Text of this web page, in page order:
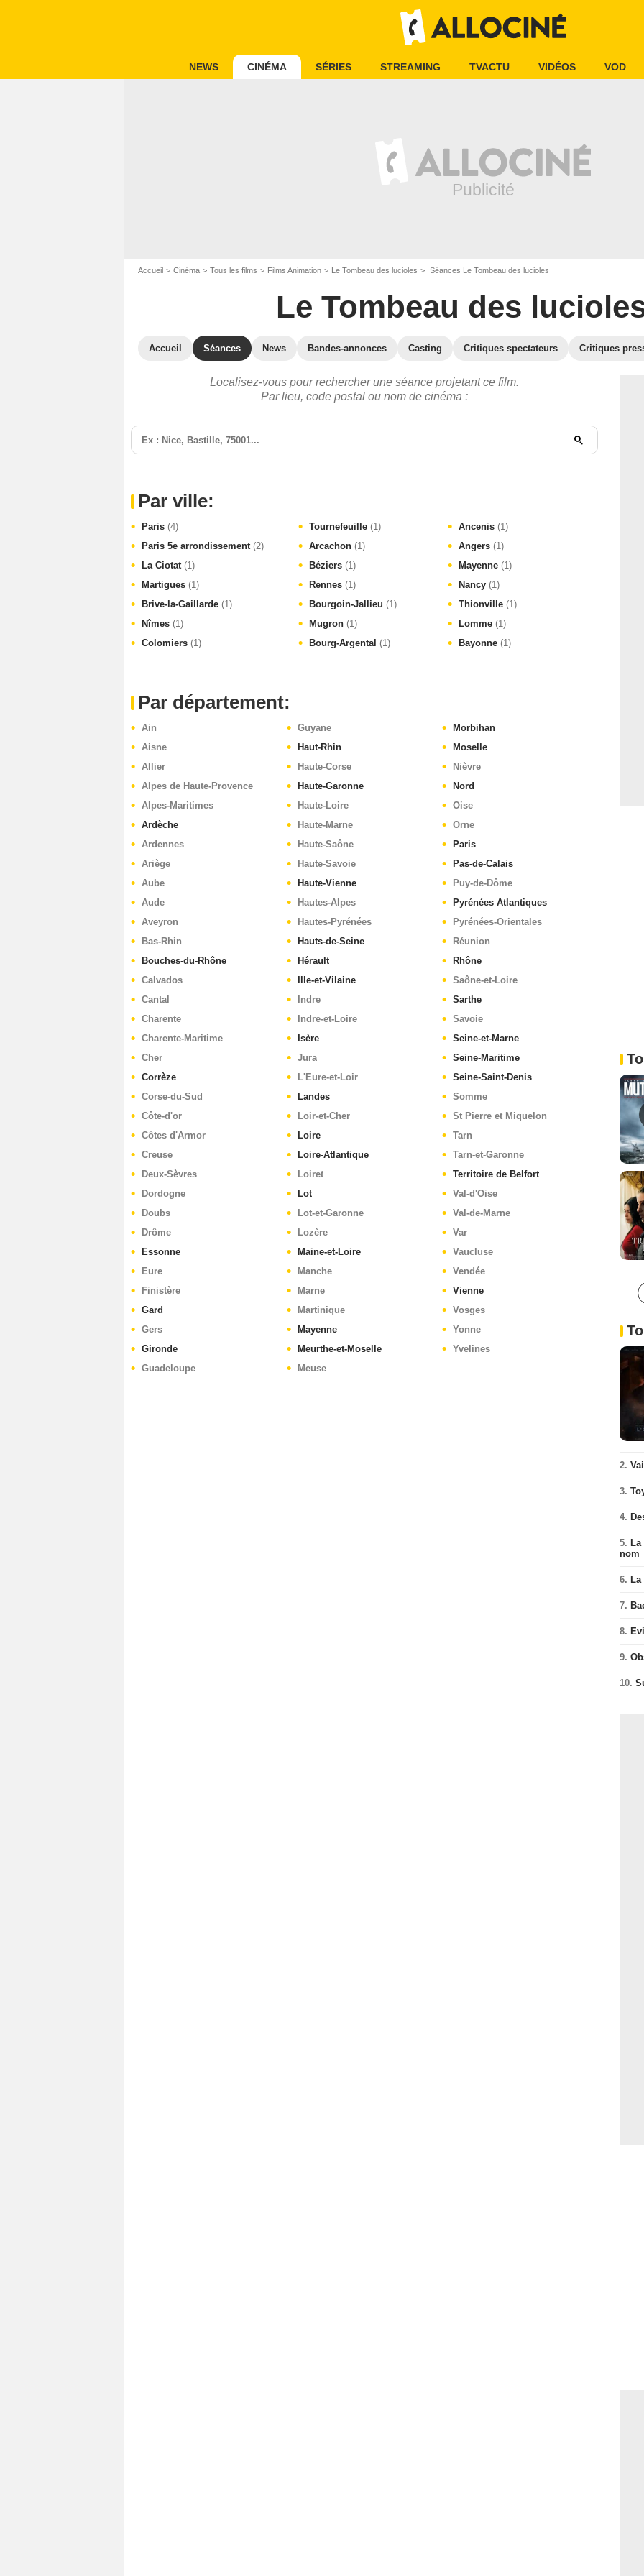
NEWS CINÉMA SÉRIES STREAMING TVACTU VIDÉOS VOD
Accueil Cinéma Tous les films Films Animation Le Tombeau des lucioles Séances Le Tombeau des lucioles
Le Tombeau des
Accueil Séances News Bandes-annonces Casting Critiques spectateurs Critiques
Localisez-vous pour rechercher une séance projetant ce film.
Par lieu, code postal ou nom de cinéma :
Par ville:
Paris (4)
Paris 5e arrondissement (2)
La Ciotat (1)
Martigues (1)
Brive-la-Gaillarde (1)
Nîmes (1)
Colomiers (1)
Tournefeuille (1)
Arcachon (1)
Béziers (1)
Rennes (1)
Bourgoin-Jallieu (1)
Mugron (1)
Bourg-Argental (1)
Ancenis(1)
Angers(1)
Mayenne(1)
Nancy(1)
Thionville(1)
Lomme(1)
Bayonne(1)
Par département:
Ain
Aisne
Allier
Alpes de Haute-Provence
Alpes-Maritimes
Ardèche
Ardennes
Ariège
Aube
Aude
Aveyron
Bas-Rhin
Bouches-du-Rhône
Calvados
Cantal
Charente
Charente-Maritime
Cher
Corrèze
Corse-du-Sud
Côte-d'or
Côtes d'Armor
Creuse
Deux-Sèvres
Dordogne
Doubs
Drôme
Essonne
Eure
Finistère
Gard
Gers
Gironde
Guadeloupe
Guyane
Haut-Rhin
Haute-Corse
Haute-Garonne
Haute-Loire
Haute-Marne
Haute-Saône
Haute-Savoie
Haute-Vienne
Hautes-Alpes
Hautes-Pyrénées
Hauts-de-Seine
Hérault
Ille-et-Vilaine
Indre
Indre-et-Loire
Isère
Jura
L'Eure-et-Loir
Landes
Loir-et-Cher
Loire
Loire-Atlantique
Loiret
Lot
Lot-et-Garonne
Lozère
Maine-et-Loire
Manche
Marne
Martinique
Mayenne
Meurthe-et-Moselle
Meuse
Morbihan
Moselle
Nièvre
Nord
Oise
Orne
Paris
Pas-de-Calais
Puy-de-Dôme
Pyrénées Atlantiques
Pyrénées-Orientales
Réunion
Rhône
Saône-et-Loire
Sarthe
Savoie
Seine-et-Marne
Seine-Maritime
Seine-Saint-Denis
Somme
St Pierre et Miquelon
Tarn
Tarn-et-Garonne
Territoire de Belfort
Val-d'Oise
Val-de-Marne
Var
Vaucluse
Vendée
Vienne
Vosges
Yonne
Yvelines
2.
3.
4.
5.
nom
6.
7.
8.
9.
10.